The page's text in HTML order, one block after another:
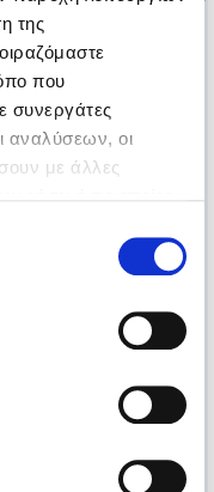
της
που
συνεργάτες
αναλύσεων, οι
με άλλες
της Κοινωνικής